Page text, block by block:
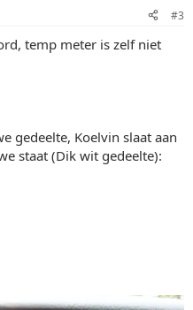
#3
temp meter is zelf niet
gedeelte, Koelvin slaat aan
staat (Dik wit gedeelte):